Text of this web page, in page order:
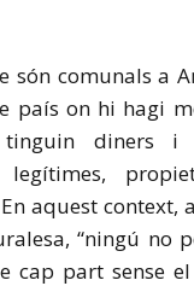
són comunals a
país on hi hagi
diners i
legítimes,
aquest context,
“ningú no
cap part sense